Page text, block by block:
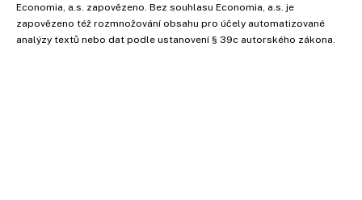
Economia, a.s. zapovězeno. Bez souhlasu Economia, a.s. je
zapovězeno též rozmnožování obsahu pro účely automatizované
analýzy textů nebo dat podle ustanovení § 39c autorského zákona.